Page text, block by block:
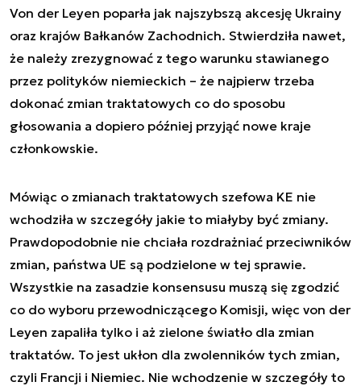
Von der Leyen poparła jak najszybszą akcesję Ukrainy
oraz krajów Bałkanów Zachodnich. Stwierdziła nawet,
że należy zrezygnować z tego warunku stawianego
przez polityków niemieckich – że najpierw trzeba
dokonać zmian traktatowych co do sposobu
głosowania a dopiero później przyjąć nowe kraje
członkowskie.
Mówiąc o zmianach traktatowych szefowa KE nie
wchodziła w szczegóły jakie to miałyby być zmiany.
Prawdopodobnie nie chciała rozdrażniać przeciwników
zmian, państwa UE są podzielone w tej sprawie.
Wszystkie na zasadzie konsensusu muszą się zgodzić
co do wyboru przewodniczącego Komisji, więc von der
Leyen zapaliła tylko i aż zielone światło dla zmian
traktatów. To jest ukłon dla zwolenników tych zmian,
czyli Francji i Niemiec. Nie wchodzenie w szczegóły to